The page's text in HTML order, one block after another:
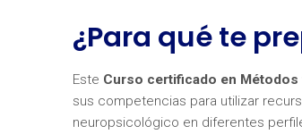
¿Para qué te
Este Curso certificado en
sus competencias para utilizar
neuropsicológico en diferentes